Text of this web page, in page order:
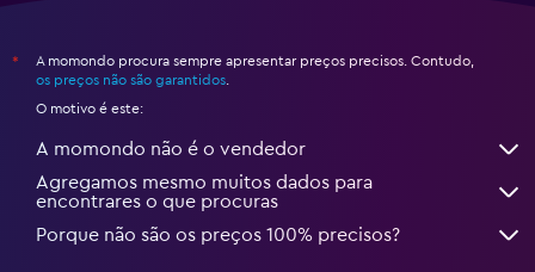
*
A momondo procura sempre apresentar preços precisos. Contudo,
os preços não são garantidos
O motivo é este:
A momondo não é o vendedor
Agregamos mesmo muitos dados para
encontrares o que procuras
Porque não são os preços 100% precisos?